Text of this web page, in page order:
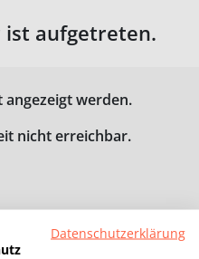
ist aufgetreten.
angezeigt werden.
nicht erreichbar.
Datenschutzerklärung